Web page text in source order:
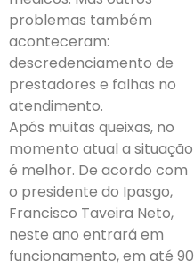
problemas também
aconteceram:
descredenciamento de
prestadores e falhas no
atendimento.
Após muitas queixas, no
momento atual a situação
é melhor. De acordo com
o presidente do Ipasgo,
Francisco Taveira Neto,
neste ano entrará em
funcionamento, em até 90